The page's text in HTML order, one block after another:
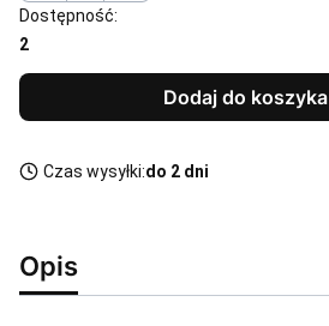
Dostępność:
2
Dodaj do koszyka
Czas wysyłki:do 2 dni
Opis